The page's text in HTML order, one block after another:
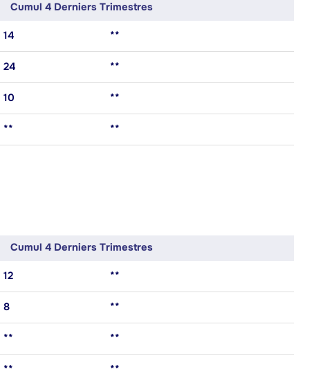
Cumul 4 Derniers Trimestres
14 **
24 **
10 **
** **
Cumul 4 Derniers Trimestres
12 **
8 **
** **
** **